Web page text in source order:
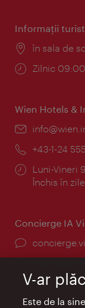
Informaţii
Locul:
în sala de
Program:
Zilnic
Wien Hotels &
E-
Telefon:
+43-1-24 555
Program:
Luni-Vineri
Închis în
Concierge IA
V-ar
Este de la